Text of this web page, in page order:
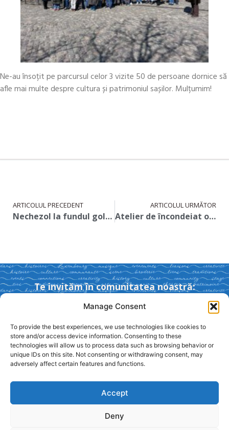
Manage Consent
To provide the best experiences, we use technologies like cookies to
store and/or access device information. Consenting to these
technologies will allow us to process data such as browsing behavior or
unique IDs on this site. Not consenting or withdrawing consent, may
adversely affect certain features and functions.
Accept
Deny
Ne-au însoțit pe parcursul celor 3 vizite 50 de persoane dornice să
afle mai multe despre cultura și patrimoniul sașilor. Mulțumim!
ARTICOLUL PRECEDENT
Nechezol la fundul gol, scrisori din comunism
ARTICOLUL URMĂTOR
Atelier de încondeiat ouă cu Sebastian Paic-Apan
Te invităm în comunitatea noastră:
Formular de înscriere
© 2024 RoKultur ASBL